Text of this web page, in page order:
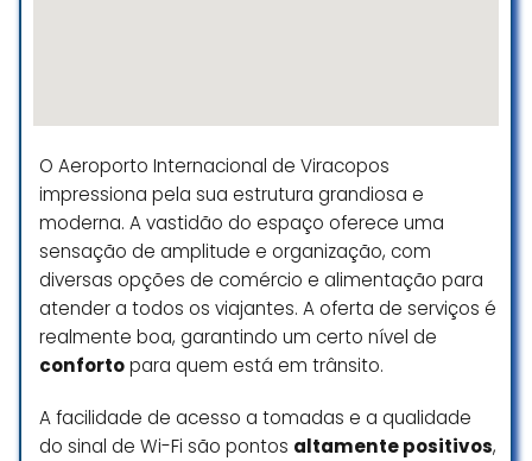
O Aeroporto Internacional de Viracopos
impressiona pela sua estrutura grandiosa e
moderna. A vastidão do espaço oferece uma
sensação de amplitude e organização, com
diversas opções de comércio e alimentação para
atender a todos os viajantes. A oferta de serviços é
realmente boa, garantindo um certo nível de
confortopara quem está em trânsito.
A facilidade de acesso a tomadas e a qualidade
do sinal de Wi-Fi são pontos altamente positivos,